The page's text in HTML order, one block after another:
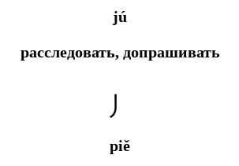
jú
расследовать, допрашивать
丿
piě